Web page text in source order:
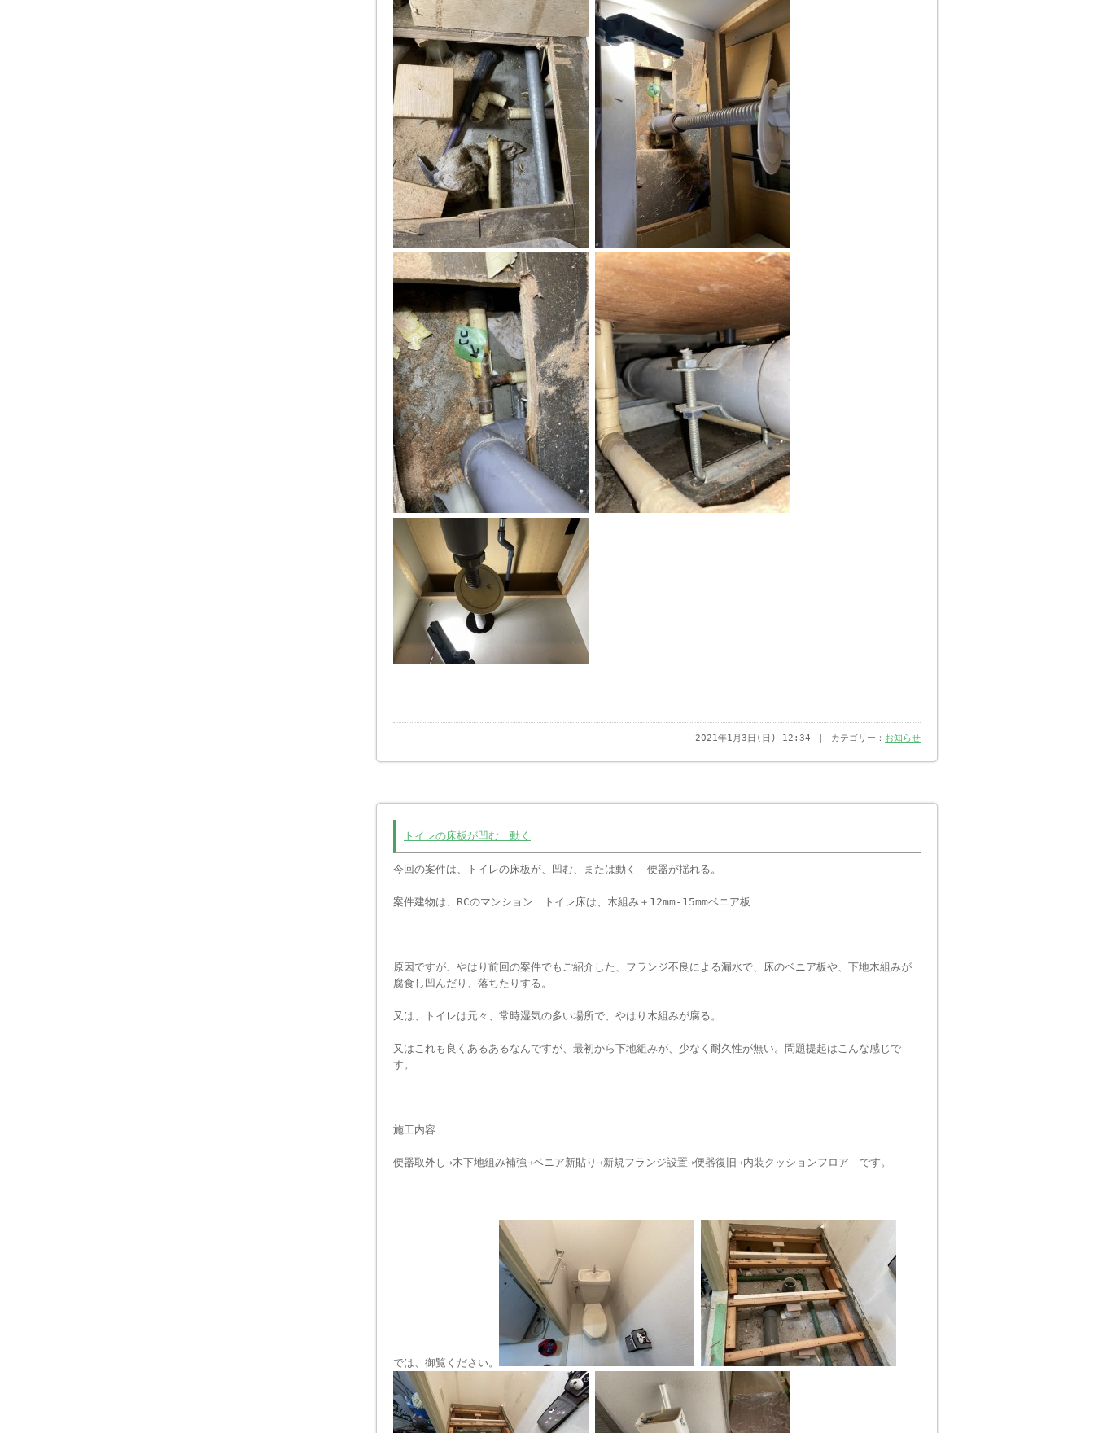
2021年1月3日(日) 12:34 ｜ カテゴリー： お知らせ
トイレの床板が凹む 動く
今回の案件は、トイレの床板が、凹む、または動く 便器が揺れる。
案件建物は、RCのマンション トイレ床は、木組み＋12mm-15mmベニア板
原因ですが、やはり前回の案件でもご紹介した、フランジ不良による漏水で、床のベニア板や、下地木組みが
腐食し凹んだり、落ちたりする。
又は、トイレは元々、常時湿気の多い場所で、やはり木組みが腐る。
又はこれも良くあるあるなんですが、最初から下地組みが、少なく耐久性が無い。問題提起はこんな感じで
す。
施工内容
便器取外し→木下地組み補強→ベニア新貼り→新規フランジ設置→便器復旧→内装クッションフロア です。
では、御覧ください。